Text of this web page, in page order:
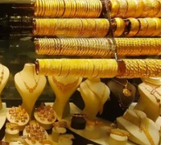
rằng thời gian tới,
Hải Phòng sẽ gặp
cạnh tranh của các
tương đồng về vị
doanh.
quả về thu hút vốn